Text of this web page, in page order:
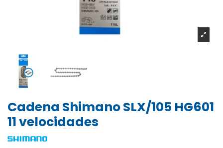
Cadena Shimano SLX/105 HG601
11 velocidades